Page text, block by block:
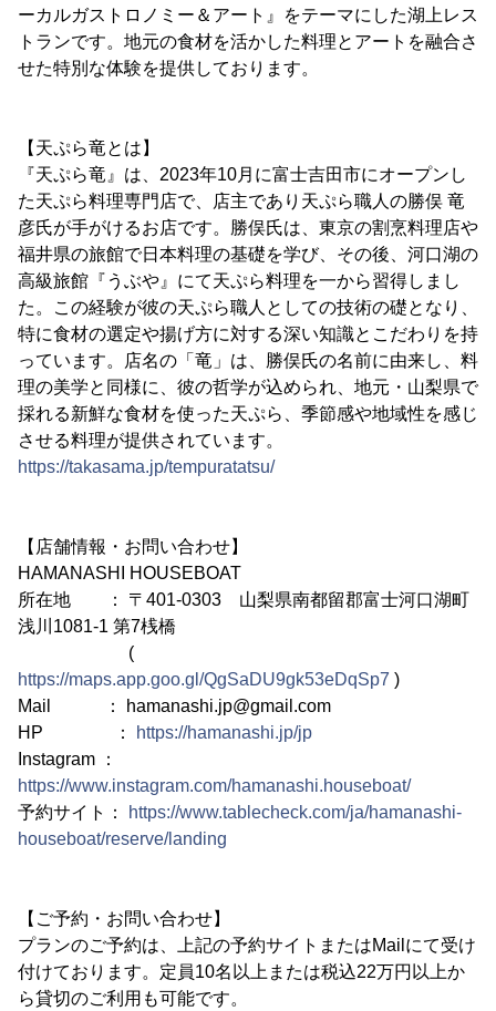
ーカルガストロノミー＆アート』をテーマにした湖上レス
トランです。地元の食材を活かした料理とアートを融合さ
せた特別な体験を提供しております。
【天ぷら竜とは】
『天ぷら竜』は、2023年10月に富士吉田市にオープンし
た天ぷら料理専門店で、店主であり天ぷら職人の勝俣 竜
彦氏が手がけるお店です。勝俣氏は、東京の割烹料理店や
福井県の旅館で日本料理の基礎を学び、その後、河口湖の
高級旅館『うぶや』にて天ぷら料理を一から習得しまし
た。この経験が彼の天ぷら職人としての技術の礎となり、
特に食材の選定や揚げ方に対する深い知識とこだわりを持
っています。店名の「竜」は、勝俣氏の名前に由来し、料
理の美学と同様に、彼の哲学が込められ、地元・山梨県で
採れる新鮮な食材を使った天ぷら、季節感や地域性を感じ
させる料理が提供されています。
https://takasama.jp/tempuratatsu/
【店舗情報・お問い合わせ】
HAMANASHI HOUSEBOAT
所在地 ： 〒401-0303 山梨県南都留郡富士河口湖町
浅川1081-1 第7桟橋
(
https://maps.app.goo.gl/QgSaDU9gk53eDqSp7 )
Mail ： hamanashi.jp@gmail.com
HP ：
https://hamanashi.jp/jp
Instagram ：
https://www.instagram.com/hamanashi.houseboat/
予約サイト：
https://www.tablecheck.com/ja/hamanashi-
houseboat/reserve/landing
【ご予約・お問い合わせ】
プランのご予約は、上記の予約サイトまたはMailにて受け
付けております。定員10名以上または税込22万円以上か
ら貸切のご利用も可能です。